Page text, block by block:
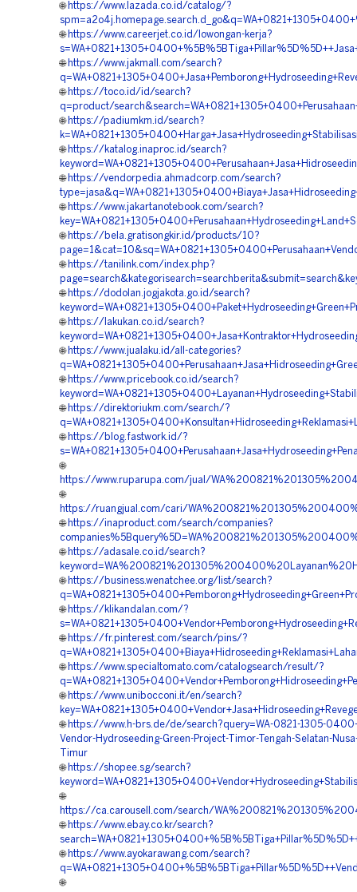
🌐 https://www.lazada.co.id/catalog/?
🌐 https://www.careerjet.co.id/lowongan-kerja?
🌐 https://www.jakmall.com/search?
🌐 https://toco.id/id/search?
q=product/
🌐 https://padiumkm.id/search?
🌐 https://katalog.inaproc.id/search?
🌐 https://vendorpedia.ahmadcorp.com/search?
🌐 https://www.jakartanotebook.com/search?
🌐 https://bela.gratisongkir.id/products/10?
🌐 https://tanilink.com/index.php?
🌐 https://dodolan.jogjakota.go.id/search?
🌐 https://lakukan.co.id/search?
🌐 https://www.jualaku.id/all-categories?
🌐 https://www.pricebook.co.id/search?
🌐 https://direktoriukm.com/search/?
🌐 https://blog.fastwork.id/?
🌐
https://www.ruparupa.com/jual/
🌐
https://ruangjual.com/cari/
🌐 https://inaproduct.com/search/companies?
🌐 https://adasale.co.id/search?
🌐 https://business.wenatchee.org/list/search?
🌐 https://klikandalan.com/?
🌐 https://fr.pinterest.com/search/pins/?
🌐 https://www.specialtomato.com/catalogsearch/result/?
🌐 https://www.unibocconi.it/en/search?
🌐 https://www.h-brs.de/de/search?query=WA-0821-1305-0400-
Vendor-Hydroseeding-Green-Project-Timor-Tengah-Selatan-
Timur
🌐 https://shopee.sg/search?
🌐
https://ca.carousell.com/search/
🌐 https://www.ebay.co.kr/search?
🌐 https://www.ayokarawang.com/search?
🌐